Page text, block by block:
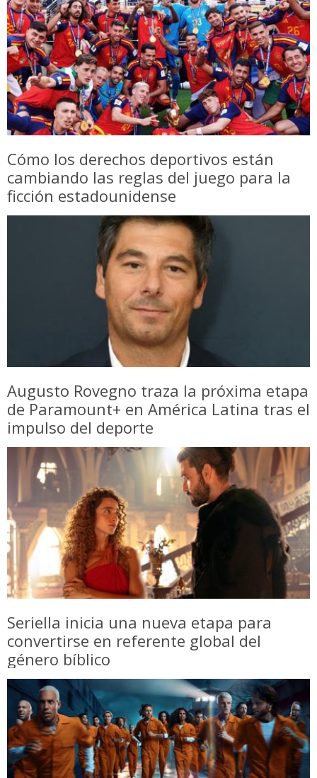
Cómo los derechos deportivos están
cambiando las reglas del juego para la
ficción estadounidense
Augusto Rovegno traza la próxima etapa
de Paramount+ en América Latina tras el
impulso del deporte
Seriella inicia una nueva etapa para
convertirse en referente global del
género bíblico